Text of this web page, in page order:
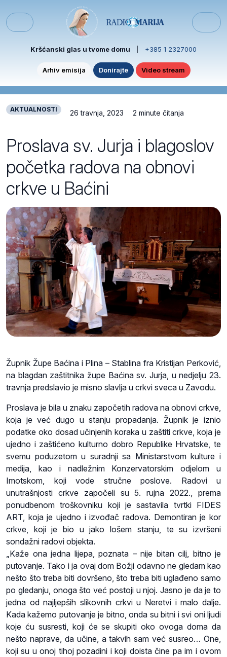
Menu
Kršćanski glas u tvome domu +385 1 2327000
Arhiv emisija Donirajte Video stream
AKTUALNOSTI 26 travnja, 2023 2 minute čitanja
Proslava sv. Jurja i blagoslov
početka radova na obnovi
crkve u Baćini
Župnik Župe Baćina i Plina – Stablina fra Kristijan Perković,
na blagdan zaštitnika župe Baćina sv. Jurja, u nedjelju 23.
travnja predslavio je misno slavlja u crkvi sveca u Zavodu.
Proslava je bila u znaku započetih radova na obnovi crkve,
koja je već dugo u stanju propadanja. Župnik je iznio
podatke oko dosad učinjenih koraka u zaštiti crkve, koja je
ujedno i zaštićeno kulturno dobro Republike Hrvatske, te
svemu poduzetom u suradnji sa Ministarstvom kulture i
medija, kao i nadležnim Konzervatorskim odjelom u
Imotskom, koji vode stručne poslove. Radovi u
unutrašnjosti crkve započeli su 5. rujna 2022., prema
ponudbenom troškovniku koji je sastavila tvrtki FIDES
ART, koja je ujedno i izvođač radova. Demontiran je kor
crkve, koji je bio u jako lošem stanju, te su izvršeni
sondažni radovi objekta.
„Kaže ona jedna lijepa, poznata – nije bitan cilj, bitno je
putovanje. Tako i ja ovaj dom Božji odavno ne gledam kao
nešto što treba biti dovršeno, što treba biti uglađeno samo
po gledanju, onoga što već postoji u njoj. Jasno je da je to
jedna od najljepših slikovnih crkvi u Neretvi i malo dalje.
Kada kažemo putovanje je bitno, onda su bitni i svi oni ljudi
koje ću susresti, koji će se skupiti oko ovoga doma da
nešto naprave, da učine, a takvih sam već susreo… One,
koji su u onoj tihoj pozadini i koji doista čine pa im i ovom